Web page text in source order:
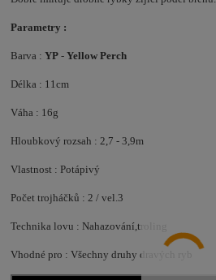
Parametry :
Barva :YP -Yellow Perch
Délka : 11cm
Váha : 16g
Hloubkový rozsah : 2,7 - 3,9m
Vlastnost : Potápivý
Počet trojháčků : 2 / vel.3
Technika lovu : Nahazování,troling
Vhodné pro : Všechny druhy dravých ryb